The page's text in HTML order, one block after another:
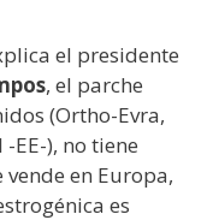
el presidente
, el parche
(Ortho-Evra,
EE-), no tiene
en Europa,
es